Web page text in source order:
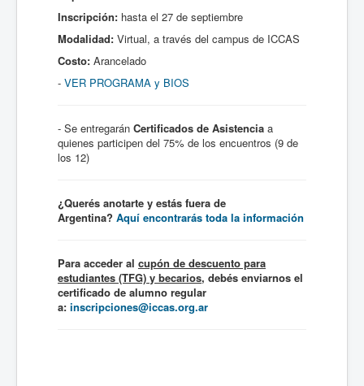
Inscripción: hasta el 27 de septiembre
Modalidad: Virtual, a través del campus de ICCAS
Costo: Arancelado
- VER PROGRAMA y BIOS
- Se entregarán Certificados de Asistencia a
quienes participen del 75% de los encuentros (9 de
los 12)
¿Querés anotarte y estás fuera de
Argentina? Aquí encontrarás toda la información
Para acceder al cupón de descuento para
estudiantes (TFG) y becarios, debés enviarnos el
certificado de alumno regular
a: inscripciones@iccas.org.ar